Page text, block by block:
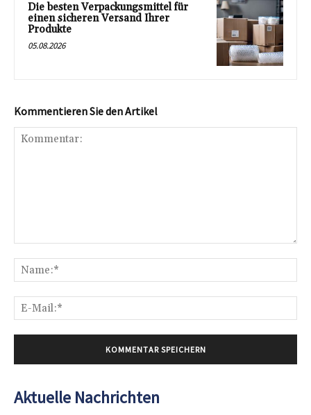
Die besten Verpackungsmittel für
einen sicheren Versand Ihrer
Produkte
05.08.2026
Kommentieren Sie den Artikel
Aktuelle Nachrichten